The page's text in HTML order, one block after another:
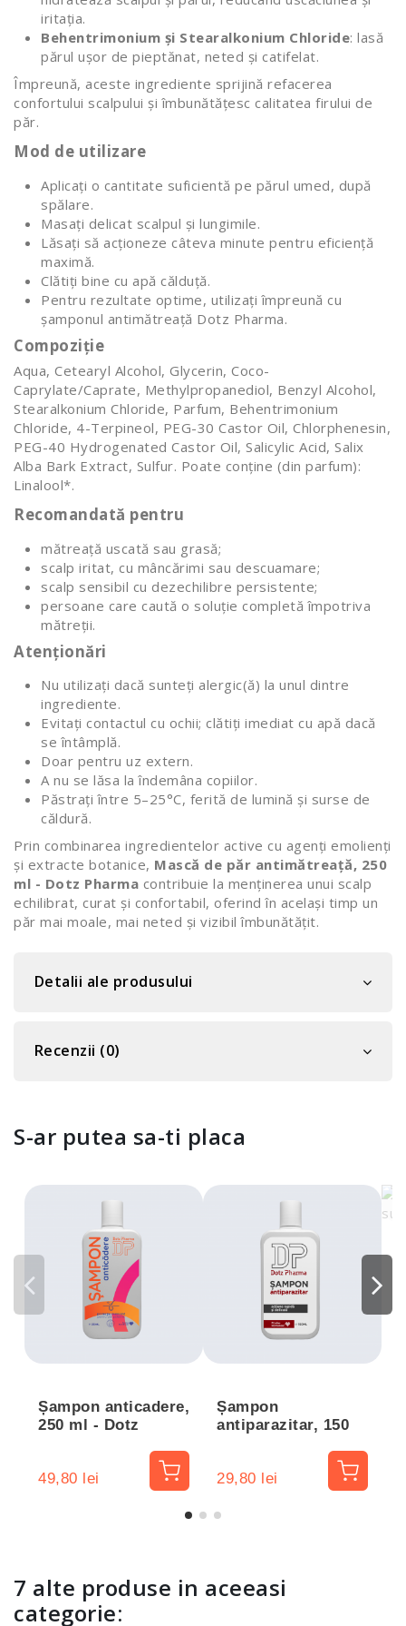
iritația.
Behentrimonium și Stearalkonium Chloride: lasă
părul ușor de pieptănat, neted și catifelat.
Împreună, aceste ingrediente sprijină refacerea
confortului scalpului și îmbunătățesc calitatea firului de
păr.
Mod de utilizare
Aplicați o cantitate suficientă pe părul umed, după
spălare.
Masați delicat scalpul și lungimile.
Lăsați să acționeze câteva minute pentru eficiență
maximă.
Clătiți bine cu apă călduță.
Pentru rezultate optime, utilizați împreună cu
șamponul antimătreață Dotz Pharma.
Compoziție
Aqua, Cetearyl Alcohol, Glycerin, Coco-
Caprylate/Caprate, Methylpropanediol, Benzyl Alcohol,
Stearalkonium Chloride, Parfum, Behentrimonium
Chloride, 4-Terpineol, PEG-30 Castor Oil, Chlorphenesin,
PEG-40 Hydrogenated Castor Oil, Salicylic Acid, Salix
Alba Bark Extract, Sulfur. Poate conține (din parfum):
Linalool*.
Recomandată pentru
mătreață uscată sau grasă;
scalp iritat, cu mâncărimi sau descuamare;
scalp sensibil cu dezechilibre persistente;
persoane care caută o soluție completă împotriva
mătreții.
Atenționări
Nu utilizați dacă sunteți alergic(ă) la unul dintre
ingrediente.
Evitați contactul cu ochii; clătiți imediat cu apă dacă
se întâmplă.
Doar pentru uz extern.
A nu se lăsa la îndemâna copiilor.
Păstrați între 5–25°C, ferită de lumină și surse de
căldură.
Prin combinarea ingredientelor active cu agenți emolienți
și extracte botanice, Mască de păr antimătreață, 250
ml - Dotz Pharma contribuie la menținerea unui scalp
echilibrat, curat și confortabil, oferind în același timp un
păr mai moale, mai neted și vizibil îmbunătățit.
Detalii ale produsului
Recenzii (0)
S-ar putea sa-ti placa
Șampon anticadere,
250 ml - Dotz
49,80 lei
Șampon
antiparazitar, 150
29,80 lei
7 alte produse in aceeasi
categorie: